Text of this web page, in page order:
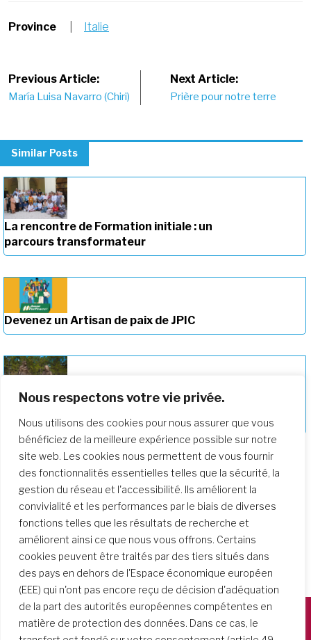
Nous respectons votre vie privée.
Nous utilisons des cookies pour nous assurer que vous
bénéficiez de la meilleure expérience possible sur notre
site web. Les cookies nous permettent de vous fournir
des fonctionnalités essentielles telles que la sécurité, la
gestion du réseau et l'accessibilité. Ils améliorent la
convivialité et les performances par le biais de diverses
fonctions telles que les résultats de recherche et
améliorent ainsi ce que nous vous offrons. Certains
cookies peuvent être traités par des tiers situés dans
des pays en dehors de l'Espace économique européen
(EEE) qui n'ont pas encore reçu de décision d'adéquation
de la part des autorités européennes compétentes en
matière de protection des données. Dans ce cas, le
Province Italie
Post
navigation
Previous Article:
María Luisa Navarro (Chiri)
Next Article:
Prière pour notre terre
Similar Posts
La rencontre de Formation initiale : un
parcours transformateur
Devenez un Artisan de paix de JPIC
Approfondir notre parcours de
formation